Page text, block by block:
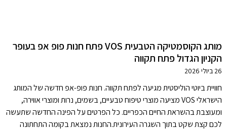
מותג הקוסמטיקה הטבעית VOS פתח חנות פופ אפ בעופר
הקניון הגדול פתח תקווה
26 ביולי 2026
חוויית ביוטי הוליסטית מגיעה לפתח תקווה. חנות פופ-אפ חדשה של המותג
הישראלי VOS מציעה מוצרי טיפוח טבעיים, בשמים, נרות ומוצרי אווירה,
ומעוצבת בהשראת החיים הכפריים. כל הפרטים על הפינה החדשה שתעשה
לכם קצת שקט בתוך השגרה העירונית.החנות נמצאת בקומה התחתונה